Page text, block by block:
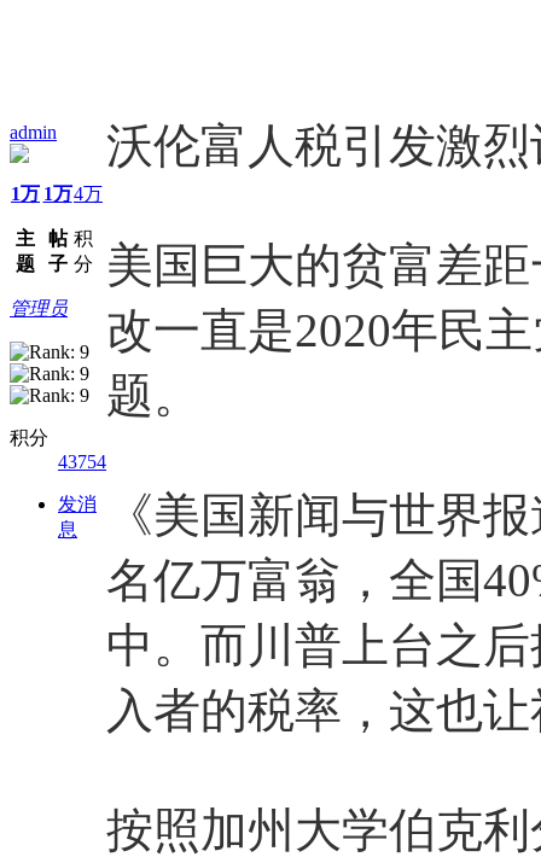
admin
1万
主
题
1万
帖
子
4万
积
分
管理员
积分
43754
发消
息
沃伦富人税引发激
美国巨大的贫富差
改一直是2020年民
题。
《美国新闻与世界
名亿万富翁，全国
中。而川普上台之
入者的税率，这也
按照加州大学伯克